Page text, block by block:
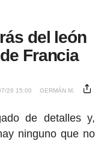
del león
Francia
26 15:00 GERMÁN M.
de detalles y,
ninguno que no